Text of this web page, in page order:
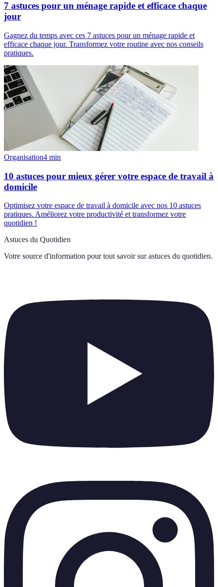
7 astuces pour un ménage rapide et efficace chaque
jour
Gagnez du temps avec ces 7 astuces pour un ménage rapide et
efficace chaque jour. Transformez votre routine avec nos conseils
pratiques.
Organisation4 min
10 astuces pour mieux gérer votre espace de travail à
domicile
Optimisez votre espace de travail à domicile avec nos 10 astuces
pratiques. Améliorez votre productivité et transformez votre
quotidien !
Astuces du Quotidien
Votre source d'information pour tout savoir sur astuces du quotidien.